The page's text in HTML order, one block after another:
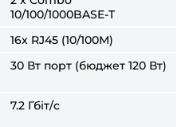
10/100/1000BASE-T
16x RJ45 (10/100M)
30 Вт порт (бюджет 120 Вт)
7.2 Гбіт/с